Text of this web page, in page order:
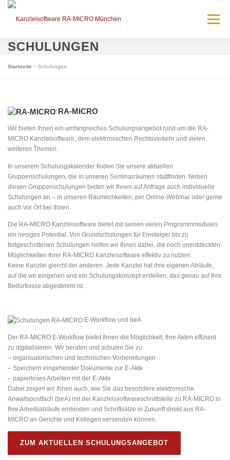
Zum
Menü
RA-MICRO – EMPFEHLEN! KARRIERE
SCHULUNGEN
Startseite »Schulungen
RA-MICRO
Wir bieten Ihnen ein umfangreiches Schulungsangebot rund um die RA-
MICRO Kanzleisoftware, dem elektronischen Rechtsverkehr und vielen
weiteren Themen.
In unserem Schulungskalender finden Sie unsere aktuellen
Gruppenschulungen, die in unseren Seminarräumen stattfinden. Neben
diesen Gruppenschulungen bieten wir Ihnen auf Anfrage auch individuelle
Schulungen an – in unseren Räumlichkeiten, per Online-Webinar oder gerne
auch vor Ort bei Ihnen.
Die RA-MICRO Kanzleisoftware bietet mit seinen vielen Programmmodulen
ein riesiges Potential. Von Grundschulungen für Einsteiger bis zu
fortgeschrittenen Schulungen helfen wir Ihnen dabei, die noch unentdeckten
Möglichkeiten Ihrer RA-MICRO Kanzleisoftware effektiv zu nutzen.
Keine Kanzlei gleicht der anderen. Jede Kanzlei hat ihre eigenen Abläufe,
auf die wir eingehen und ein Schulungskonzept erstellen, das genau auf Ihre
Bedürfnisse abgestimmt ist.
E-Workflow und beA
Der RA-MICRO E-Workflow bietet Ihnen die Möglichkeit, Ihre Akten effizient
zu digitalisieren. Wir beraten und schulen Sie zu:
– organisatorischen und technischen Vorbereitungen
– Speichern eingehender Dokumente zur E-Akte
– papierloses Arbeiten mit der E-Akte
Dabei zeigen wir Ihnen auch, wie Sie das besondere elektronische
Anwaltspostfach (beA) mit der Kanzleissoftwareschnittstelle zu RA-MICRO in
Ihre Arbeitsabläufe einbinden und Schriftsätze in Zukunft direkt aus RA-
MICRO an Gerichte und Kollegen versenden können.
ZUM AKTUELLEN SCHULUNGSANGEBOT